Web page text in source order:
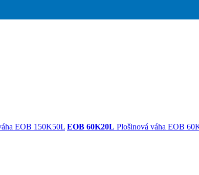
EOB 150K50L EOB 60K20L Plošinová váha EOB